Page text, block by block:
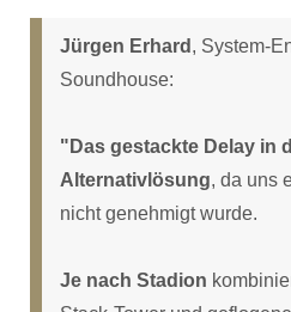
Jürgen Erhard , System-
Soundhouse:
"Das gestackte Delay in
Alternativlösung, da uns
nicht genehmigt wurde.
Je nach Stadion